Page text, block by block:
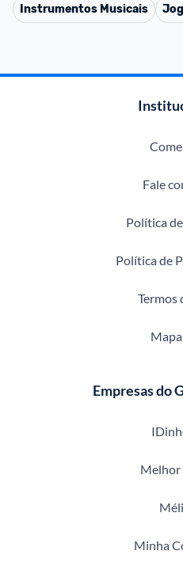
Instrumentos Musicais
Fale
Política
Política de
Termos
Empresas do
Melhor
Minha